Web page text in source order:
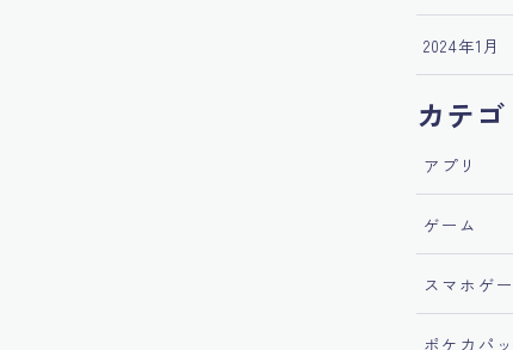
2024年1月
カテ
アプリ
ゲーム
スマホゲ
ポケカパ